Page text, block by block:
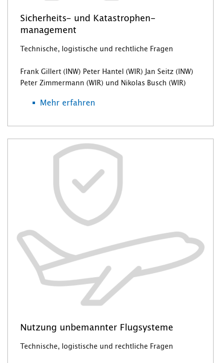
Sicherheits- und Katastrophen-
management
Technische, logistische und rechtliche Fragen
Frank Gillert (INW) Peter Hantel (WIR) Jan Seitz (INW)
Peter Zimmermann (WIR) und Nikolas Busch (WIR)
Mehr erfahren
Nutzung unbemannter Flugsysteme
Technische, logistische und rechtliche Fragen